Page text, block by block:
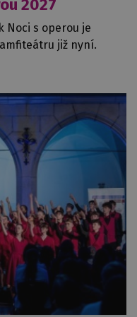
2027
Noci s operou je
již nyní.